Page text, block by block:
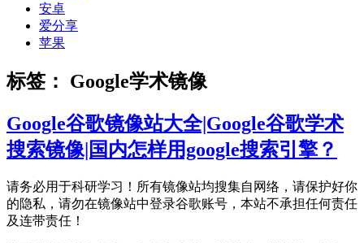
安卓
爱分享
苹果
标签： Google学术镜像
Google谷歌镜像站大全|Google谷歌学术
搜索镜像|国内怎样用google搜索引擎？
请务必用于科研学习！所有镜像站均搜集自网络，请保护好你
的隐私，请勿在镜像站中登录谷歌账号，本站不承担任何责任
及连带责任！